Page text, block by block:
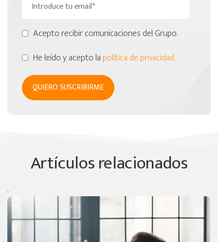
Acepto recibir comunicaciones del Grupo.
He leído y acepto la política de privacidad.
Artículos relacionados
.